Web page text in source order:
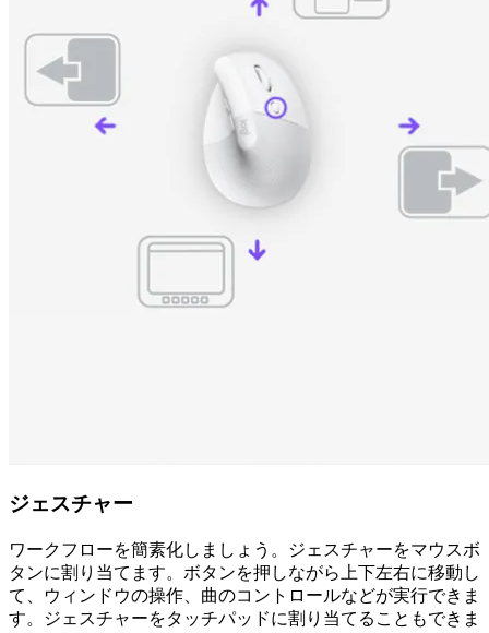
ジェスチャー
ワークフローを簡素化しましょう。ジェスチャーをマウスボ
タンに割り当てます。ボタンを押しながら上下左右に移動し
て、ウィンドウの操作、曲のコントロールなどが実行できま
す。ジェスチャーをタッチパッドに割り当てることもできま